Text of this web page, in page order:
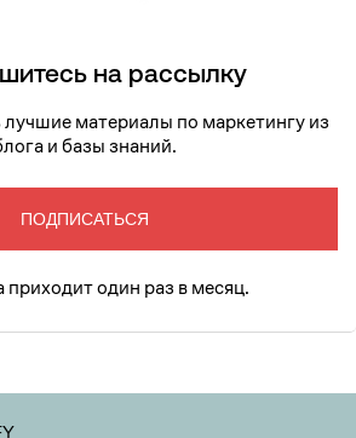
на рассылку
материалы по маркетингу из
и базы знаний.
ПОДПИСАТЬСЯ
приходит один раз в месяц.